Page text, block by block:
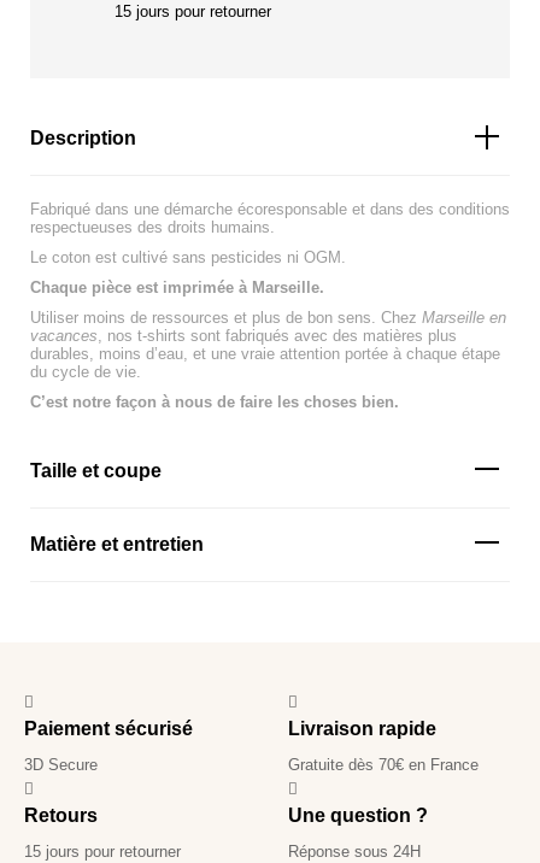
15 jours pour retourner
Description
Fabriqué dans une démarche écoresponsable et dans des conditions
respectueuses des droits humains.
Le coton est cultivé sans pesticides ni OGM.
Chaque pièce est imprimée à Marseille.
Utiliser moins de ressources et plus de bon sens. Chez Marseille en
vacances , nos t-shirts sont fabriqués avec des matières plus
durables, moins d’eau, et une vraie attention portée à chaque étape
du cycle de vie.
C’est notre façon à nous de faire les choses bien.
Taille et coupe
Matière et entretien
Paiement sécurisé
3D Secure
Livraison rapide
Gratuite dès 70€ en France
Retours
15 jours pour retourner
Une question ?
Réponse sous 24H